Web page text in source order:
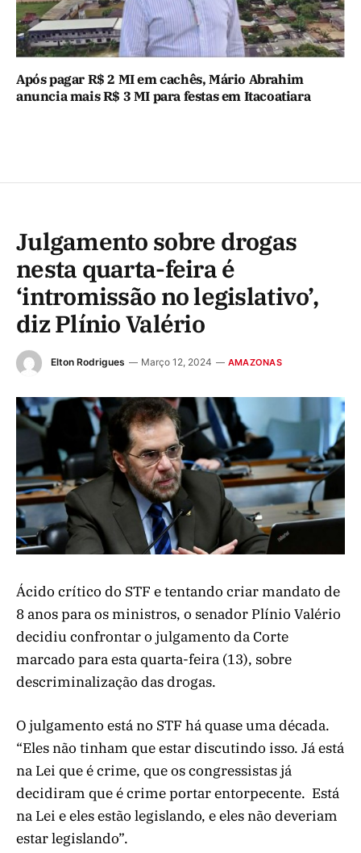
Após pagar R$ 2 MI em cachês, Mário Abrahim
anuncia mais R$ 3 MI para festas em Itacoatiara
Julgamento sobre drogas
nesta quarta-feira é
‘intromissão no legislativo’,
diz Plínio Valério
Elton Rodrigues Março 12, 2024 AMAZONAS
Ácido crítico do STF e tentando criar mandato de
8 anos para os ministros, o senador Plínio Valério
decidiu confrontar o julgamento da Corte
marcado para esta quarta-feira (13), sobre
descriminalização das drogas.
O julgamento está no STF há quase uma década.
“Eles não tinham que estar discutindo isso. Já está
na Lei que é crime, que os congressistas já
decidiram que é crime portar entorpecente. Está
na Lei e eles estão legislando, e eles não deveriam
estar legislando”.